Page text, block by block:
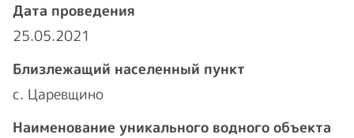
Дата проведения
25.05.2021
Близлежащий населенный пункт
с. Царевщино
Наименование уникального водного объекта